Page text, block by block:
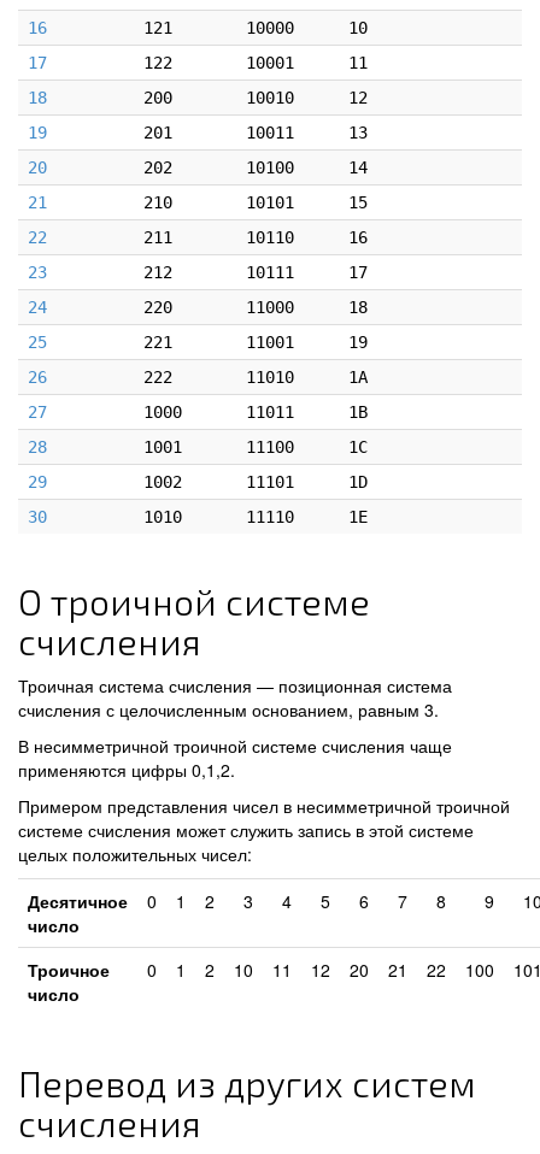
16
121 10000
10
17
122 10001
11
18
200 10010
12
19
201 10011
13
20
202 10100
14
21
210 10101
15
22
211 10110
16
23
212 10111
17
24
220 11000
18
25
221 11001
19
26
222 11010
1A
27
1000 11011
1B
28
1001 11100
1C
29
1002 11101
1D
30
1010 11110 1E
О троичной системе
счисления
Троичная система счисления — позиционная система
счисления с целочисленным основанием, равным 3.
В несимметричной троичной системе счисления чаще
применяются цифры 0,1,2.
Примером представления чисел в несимметричной троичной
системе счисления может служить запись в этой системе
целых положительных чисел:
Десятичное
число
0 1 2 3 4 5 6 7 8 9
Троичное
число
0 1 2 10 11 12 20 21 22 100
Перевод из других систем
счисления